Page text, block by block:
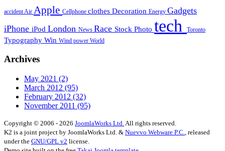
accident Air Apple Cellphone clothes Decoration Energy Gadgets
iPhone iPod London News Race Stock Photo tech Toronto
Typography Win Wind power World
Archives
May 2021 (2)
March 2012 (95)
February 2012 (32)
November 2011 (95)
Copyright © 2006 - 2026 JoomlaWorks Ltd.All rights reserved.
K2 is a joint project by JoomlaWorks Ltd. & Nuevvo Webware P.C., released
under the GNU/GPL v2 license.